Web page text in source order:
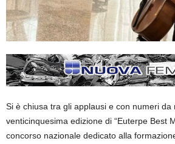
Si è chiusa tra gli applausi e con numeri da
venticinquesima edizione di “Euterpe Best
concorso nazionale dedicato alla